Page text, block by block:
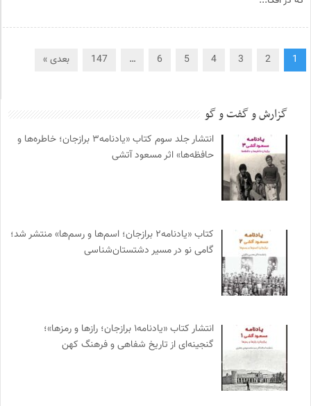
1
2
3
4
5
6
…
147 بعدی »
گزارش و گفت و گو
انتشار جلد سوم کتاب «یادنامه۳ برازجان؛ خاطره‌ها و
حافظه‌ها» اثر مسعود آتشی
کتاب «یادنامه۲ برازجان؛ اسم‌ها و رسم‌ها» منتشر شد؛
گامی نو در مسیر دشتستان‌شناسی
انتشار کتاب «یادنامه۱ برازجان؛ رازها و رمزها»؛
گنجینه‌ای از تاریخ شفاهی و فرهنگ کهن